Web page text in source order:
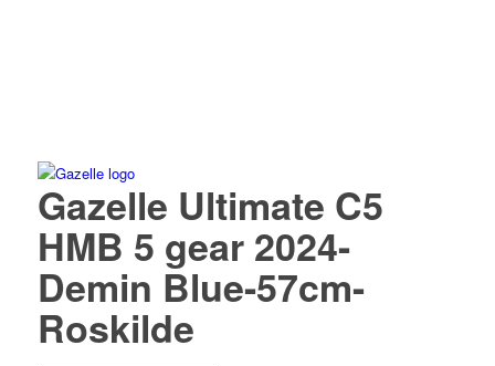
Gazelle Ultimate C5
HMB 5 gear 2024-
Demin Blue-57cm-
Roskilde